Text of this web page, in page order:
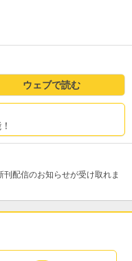
ウェブで読む
配信のお知らせが受け取れま